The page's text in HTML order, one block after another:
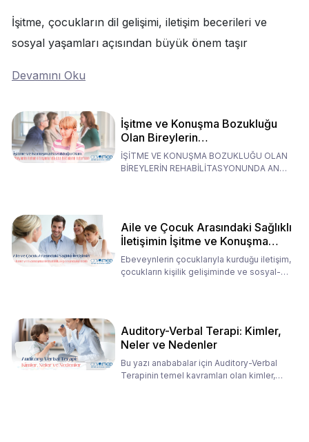
İşitme, çocukların dil gelişimi, iletişim becerileri ve
sosyal yaşamları açısından büyük önem taşır
Devamını Oku
İşitme ve Konuşma Bozukluğu
Olan Bireylerin
Rehabilitasyonunda Ana
Babaların Tutumları
İŞİTME VE KONUŞMA BOZUKLUĞU OLAN
BİREYLERİN REHABİLİTASYONUNDA ANA
Aile ve Çocuk Arasındaki Sağlıklı
İletişimin İşitme ve Konuşma
Rehabilitasyonundaki Rolü
Ebeveynlerin çocuklarıyla kurduğu iletişim,
çocukların kişilik gelişiminde ve sosyal-
Auditory-Verbal Terapi: Kimler,
Neler ve Nedenler
Bu yazı anababalar için Auditory-Verbal
Terapinin temel kavramları olan kimler,